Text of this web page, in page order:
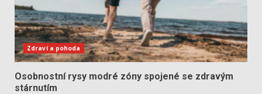
Zdraví a pohoda
Osobnostní rysy modré zóny spojené se zdravým
stárnutím